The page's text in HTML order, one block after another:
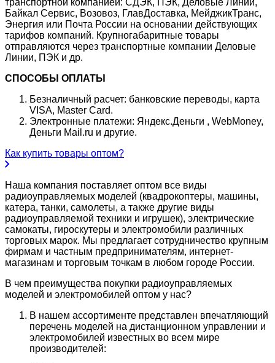
Байкал Сервис, Возовоз, ГлавДоставка, МейджикТранс,
Энергия или Почта России на основании действующих
тарифов компаний. Крупногабаритные товары
отправляются через транспортные компании Деловые
Линии, ПЭК и др.
СПОСОБЫ ОПЛАТЫ
Безналичный расчет: банковские переводы, карта
VISA, Master Card.
Электронные платежи: Яндекс.Деньги , WebMoney,
Деньги Mail.ru и другие.
Как купить товары оптом?
Наша компания поставляет оптом все виды
радиоуправляемых моделей (квадрокоптеры, машины,
катера, танки, самолеты, а также другие виды
радиоуправляемой техники и игрушек), электрические
самокаты, гироскутеры и электромобили различных
торговых марок. Мы предлагает сотрудничество крупным
фирмам и частным предпринимателям, интернет-
магазинам и торговым точкам в любом городе России.
В чем преимущества покупки радиоуправляемых
моделей и электромобилей оптом у нас?
В нашем ассортименте представлен впечатляющий
перечень моделей на дистанционном управлении и
электромобилей известных во всем мире
производителей: